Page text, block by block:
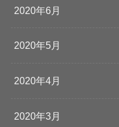
2020年6月
2020年5月
2020年4月
2020年3月